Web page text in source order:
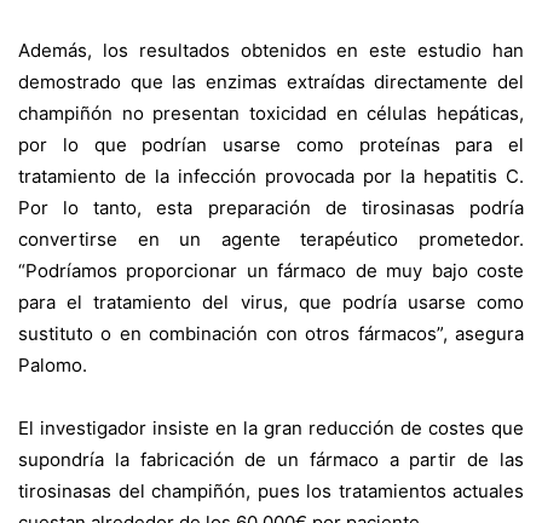
Además, los resultados obtenidos en este estudio han
demostrado que las enzimas extraídas directamente del
champiñón no presentan toxicidad en células hepáticas,
por lo que podrían usarse como proteínas para el
tratamiento de la infección provocada por la hepatitis C.
Por lo tanto, esta preparación de tirosinasas podría
convertirse en un agente terapéutico prometedor.
“Podríamos proporcionar un fármaco de muy bajo coste
para el tratamiento del virus, que podría usarse como
sustituto o en combinación con otros fármacos”, asegura
Palomo.
El investigador insiste en la gran reducción de costes que
supondría la fabricación de un fármaco a partir de las
tirosinasas del champiñón, pues los tratamientos actuales